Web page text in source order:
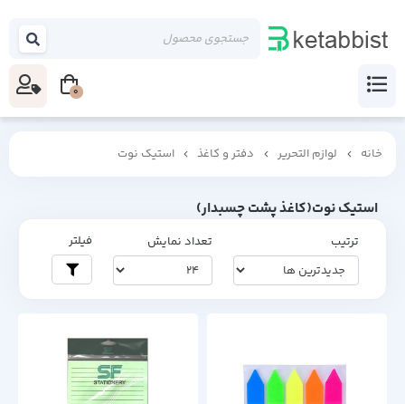
خانه لوازم التحریر دفتر و کاغذ استیک نوت
استیک نوت(کاغذ پشت چسبدار)
ترتیب تعداد نمایش فیلتر
0